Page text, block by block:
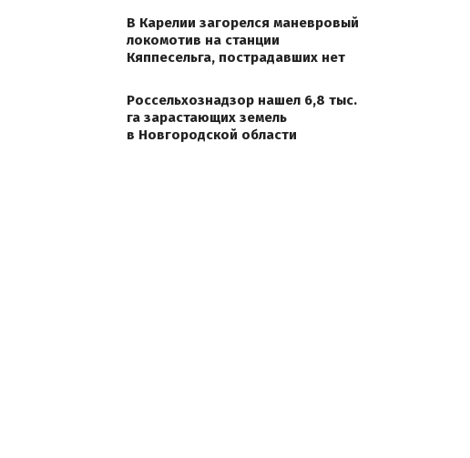
В Карелии загорелся маневровый
локомотив на станции
Кяппесельга, пострадавших нет
Россельхознадзор нашел 6,8 тыс.
га зарастающих земель
в Новгородской области